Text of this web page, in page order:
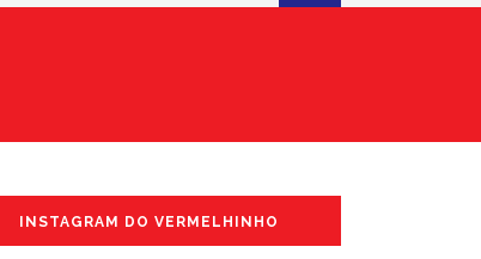
INSTAGRAM DO VERMELHINHO